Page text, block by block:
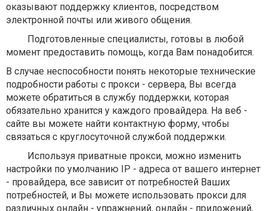
оказывают поддержку клиентов, посредством
электронной почты или живого общения.
Подготовленные специалисты, готовы в любой
момент предоставить помощь, когда Вам понадобится.
В случае неспособности понять некоторые технические
подробности работы с прокси - сервера, Вы всегда
можете обратиться в службу поддержки, которая
обязательно хранится у каждого провайдера. На веб -
сайте вы можете найти контактную форму, чтобы
связаться с круглосуточной службой поддержки.
Используя приватные прокси, можно изменить
настройки по умолчанию IP - адреса от вашего интернет
- провайдера, все зависит от потребностей Ваших
потребностей, и Вы можете использовать прокси для
различных онлайн - упражнений, онлайн - приложений,